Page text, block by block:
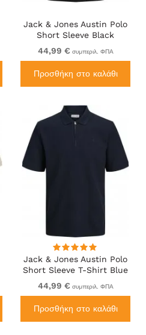
Jack & Jones Austin Polo
Short Sleeve Black
44,99 € συμπεριλ. ΦΠΑ
Προσθήκη στο καλάθι
Jack & Jones Austin Polo
Short Sleeve T-Shirt Blue
44,99 € συμπεριλ. ΦΠΑ
Προσθήκη στο καλάθι